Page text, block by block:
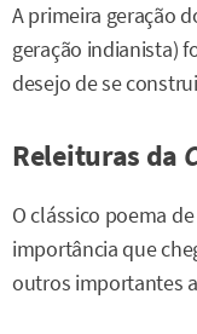
A primeira geração
geração indianista)
desejo de se
Releituras da
O clássico poema
importância que
outros importantes